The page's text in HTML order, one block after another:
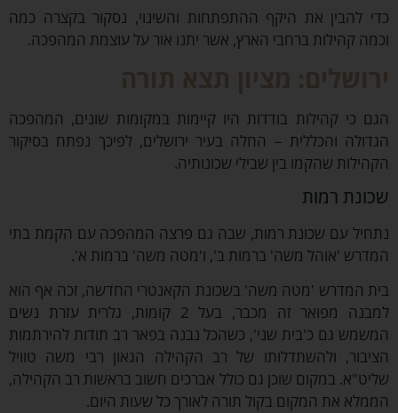
להבין את היקף ההתפתחות והשינוי, נסקור בקצרה כמה
קהילות ברחבי הארץ, אשר יתנו אור על עוצמת המהפכה.
כי קהילות בודדות היו קיימות במקומות שונים, המהפכה
והכללית – החלה בעיר ירושלים, לפיכך נפתח בסיקור
שהקמו בין שבילי שכונותיה.
רמות
עם שכונת רמות, שבה גם פרצה המהפכה עם הקמת בתי
'אוהל משה' ברמות ב', ו'מטה משה' ברמות א'.
המדרש 'מטה משה' בשכונת הקאנטרי החדשה, זכה אף הוא
למבנה מפואר זה מכבר, בעל 2 קומות, גלרית עזרת נשים
גם כ'בית שני', כשהכל נבנה בפאר רב תודות להירתמות
ולהשתדלותו של רב הקהילה הגאון רבי משה טוויל
במקום שוכן גם כולל אברכים חשוב בראשות רב הקהילה,
את המקום בקול תורה לאורך כל שעות היום.